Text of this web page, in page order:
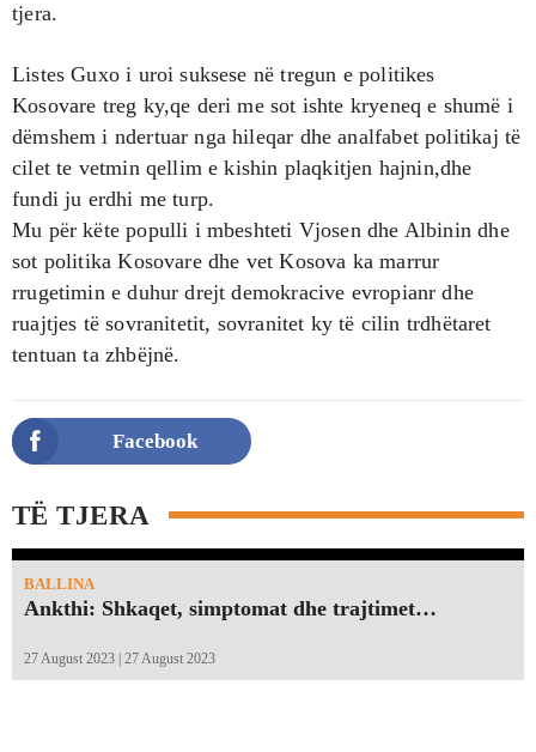
tjera.
Listes Guxo i uroi suksese në tregun e politikes
Kosovare treg ky,qe deri me sot ishte kryeneq e shumë i
dëmshem i ndertuar nga hileqar dhe analfabet politikaj të
cilet te vetmin qellim e kishin plaqkitjen hajnin,dhe
fundi ju erdhi me turp.
Mu për këte populli i mbeshteti Vjosen dhe Albinin dhe
sot politika Kosovare dhe vet Kosova ka marrur
rrugetimin e duhur drejt demokracive evropianr dhe
ruajtjes të sovranitetit, sovranitet ky të cilin trdhëtaret
tentuan ta zhbëjnë.
Facebook
TË TJERA
BALLINA
Ankthi: Shkaqet, simptomat dhe trajtimet…
27 August 2023 | 27 August 2023